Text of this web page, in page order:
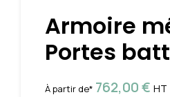
Armoire
Portes
À partir de* 762,00€ HT